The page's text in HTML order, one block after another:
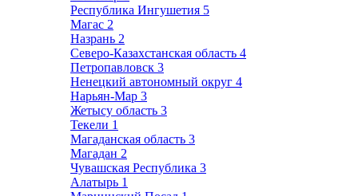
Республика Ингушетия 5
Магас 2
Назрань 2
Северо-Казахстанская область 4
Петропавловск 3
Ненецкий автономный округ 4
Нарьян-Мар 3
Жетысу область 3
Текели 1
Магаданская область 3
Магадан 2
Чувашская Республика 3
Алатырь 1